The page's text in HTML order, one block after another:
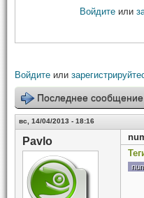
Войдите или
Войдите или
Последнее сообщение
вс, 14/04/2013 - 18:16
Pavlo